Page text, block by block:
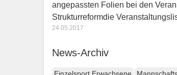
angepassten Folien bei den
Strukturreformdie
24.05.2017
News-Archiv